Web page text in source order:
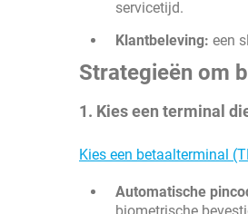
servicetijd.
Klantbeleving: een
Strategieën om
1. Kies een terminal
Kies een betaalterminal
Automatische